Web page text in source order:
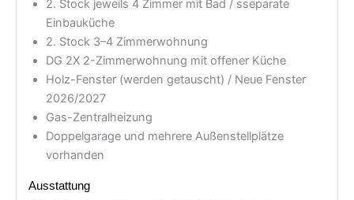
2. Stock jeweils 4 Zimmer mit Bad / sseparate
Einbauküche
2. Stock 3–4 Zimmerwohnung
DG 2X 2-Zimmerwohnung mit offener Küche
Holz-Fenster (werden getauscht) / Neue Fenster
2026/2027
Gas-Zentralheizung
Doppelgarage und mehrere Außenstellplätze
vorhanden
Ausstattung